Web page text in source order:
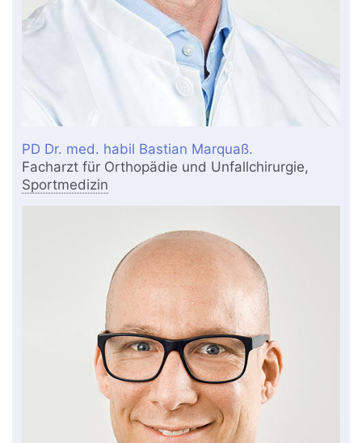
PD Dr. med. habil Bastian Marquaß.
Facharzt für Orthopädie und Unfallchirurgie,
Sportmedizin